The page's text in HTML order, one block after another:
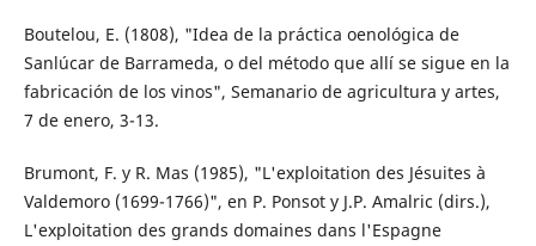
Boutelou, E. (1808), "Idea de la práctica oenológica de
Sanlúcar de Barrameda, o del método que allí se sigue en la
fabricación de los vinos", Semanario de agricultura y artes,
7 de enero, 3-13.
Brumont, F. y R. Mas (1985), "L'exploitation des Jésuites à
Valdemoro (1699-1766)", en P. Ponsot y J.P. Amalric (dirs.),
L'exploitation des grands domaines dans l'Espagne